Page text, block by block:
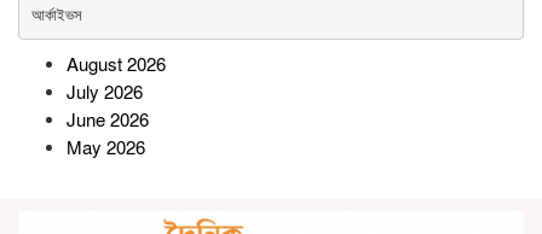
সীতাকুণ্ডে জামায়াতের নেতৃত্বে ১১ দলীয় জোটের বিজয় মিছিল ও
সমাবেশ
আর্কাইভস
August 2026
July 2026
June 2026
May 2026